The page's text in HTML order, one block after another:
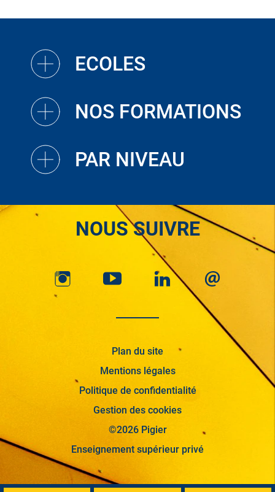
ECOLES
NOS FORMATIONS
PAR NIVEAU
NOUS SUIVRE
Plan du site
Mentions légales
Politique de confidentialité
Gestion des cookies
©2026 Pigier
Enseignement supérieur privé